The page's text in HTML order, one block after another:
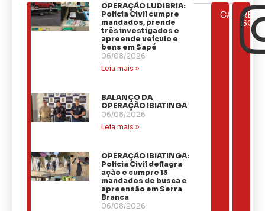
ÚLTIMAS
NOTÍCIAS
OPERAÇÃO LUDIBRIA:
Polícia Civil cumpre
mandados, prende
três investigados e
apreende veículo e
bens em Sapé
06/08/2026
Leia mais »
BALANÇO DA
OPERAÇÃO IBIATINGA
06/08/2026
Leia mais »
OPERAÇÃO IBIATINGA:
Polícia Civil deflagra
ação e cumpre 13
mandados de busca e
apreensão em Serra
Branca
06/08/2026